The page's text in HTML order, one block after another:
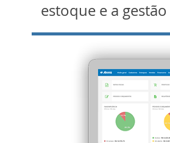
estoque e a